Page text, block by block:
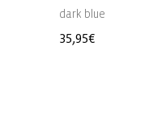
dark blue
Precio
35,95€